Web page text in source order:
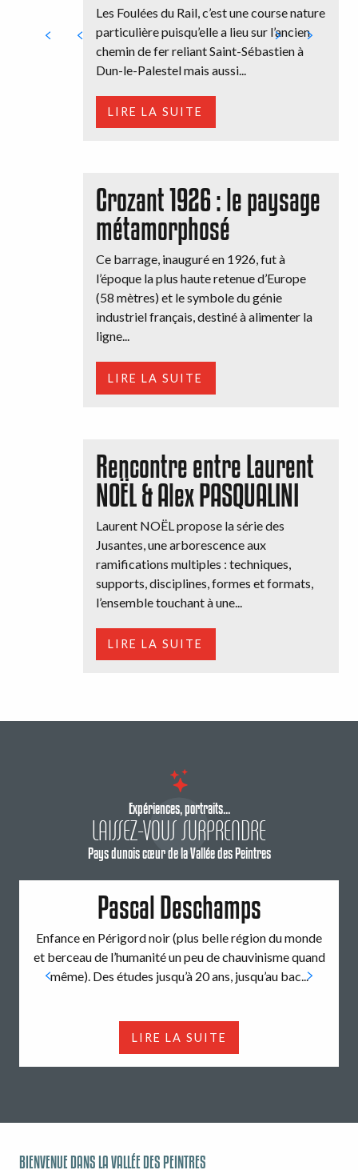
Les Foulées du Rail, c’est une course nature
particulière puisqu’elle a lieu sur l’ancien
chemin de fer reliant Saint-Sébastien à
Dun-le-Palestel mais aussi...
LIRE LA SUITE
Crozant 1926 : le paysage
métamorphosé
Ce barrage, inauguré en 1926, fut à
l’époque la plus haute retenue d’Europe
(58 mètres) et le symbole du génie
industriel français, destiné à alimenter la
ligne...
LIRE LA SUITE
Rencontre entre Laurent
NOËL & Alex PASQUALINI
Laurent NOËL propose la série des
Jusantes, une arborescence aux
ramifications multiples : techniques,
supports, disciplines, formes et formats,
l’ensemble touchant à une...
LIRE LA SUITE
Expériences, portraits...
LAISSEZ-VOUS SURPRENDRE
Pays dunois cœur de la Vallée des Peintres
Pascal Deschamps
Enfance en Périgord noir (plus belle région du monde
et berceau de l’humanité un peu de chauvinisme quand
même). Des études jusqu’à 20 ans, jusqu’au bac...
LIRE LA SUITE
BIENVENUE DANS LA VALLÉE DES PEINTRES